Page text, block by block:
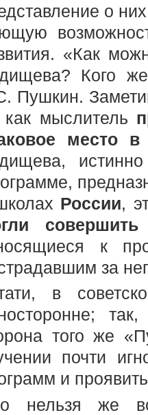
о
«Как
Кого
Пушкин.
мыслитель
место
России,
к
за
в
того же
почти
и
нельзя же